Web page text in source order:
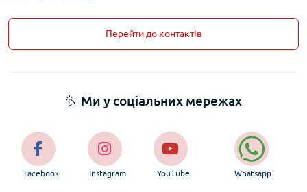
Перейти до контактів
Ми у соціальних мережах
Facebook Instagram YouTube Whatsapp